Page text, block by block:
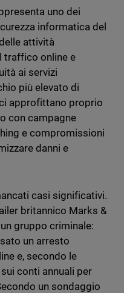
uno dei
informatica del
attività
traffico online e
ai servizi
più elevato di
approfittano proprio
con campagne
e compromissioni
danni e
casi significativi.
britannico Marks &
gruppo criminale:
un arresto
e, secondo le
conti annuali per
un sondaggio